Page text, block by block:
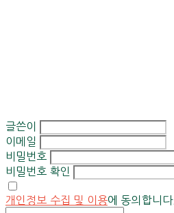
글쓴이
이메일
비밀번호
비밀번호 확인
개인정보 수집 및 이용에 동의합니다.